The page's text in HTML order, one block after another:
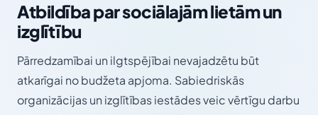
Atbildība par sociālajām lietām un
izglītību
Pārredzamībai un ilgtspējībai nevajadzētu būt
atkarīgai no budžeta apjoma. Sabiedriskās
organizācijas un izglītības iestādes veic vērtīgu darbu